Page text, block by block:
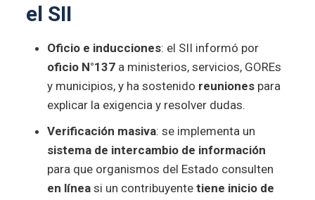
el SII
Oficio e inducciones: el SII informó por
oficio N°137a ministerios, servicios, GOREs
y municipios, y ha sostenido reunionespara
explicar la exigencia y resolver dudas.
Verificación masiva: se implementa un
sistema de intercambio de información
para que organismos del Estado consulten
en líneasi un contribuyente tiene inicio de